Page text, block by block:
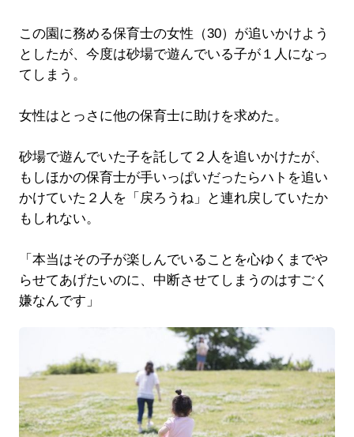
この園に務める保育士の女性（30）が追いかけよう
としたが、今度は砂場で遊んでいる子が１人になっ
てしまう。
女性はとっさに他の保育士に助けを求めた。
砂場で遊んでいた子を託して２人を追いかけたが、
もしほかの保育士が手いっぱいだったらハトを追い
かけていた２人を「戻ろうね」と連れ戻していたか
もしれない。
「本当はその子が楽しんでいることを心ゆくまでや
らせてあげたいのに、中断させてしまうのはすごく
嫌なんです」